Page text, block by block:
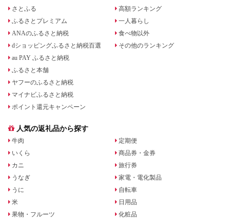
さとふる
ふるさとプレミアム
ANAのふるさと納税
dショッピングふるさと納税百選
au PAY ふるさと納税
ふるさと本舗
ヤフーのふるさと納税
マイナビふるさと納税
ポイント還元キャンペーン
高額ランキング
一人暮らし
食べ物以外
その他のランキング
人気の返礼品から探す
牛肉
いくら
カニ
うなぎ
うに
米
果物・フルーツ
定期便
商品券・金券
旅行券
家電・電化製品
自転車
日用品
化粧品